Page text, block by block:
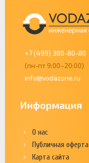
+7 (499) 380-80-80
(пн-пт 9:00–20:00)
info@vodazone.ru
Информация
О нас
Публичная оферта
Карта сайта